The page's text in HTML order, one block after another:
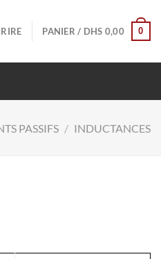
PANIER / DHS 0,00 0
PASSIFS / INDUCTANCES